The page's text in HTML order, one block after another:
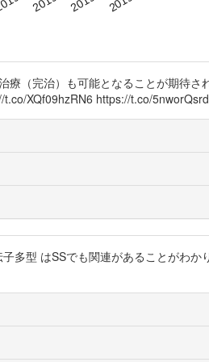
（完治）も可能となることが期待さ
XQf09hzRN6 https://t.co/
多型 はSSでも関連があることがわか